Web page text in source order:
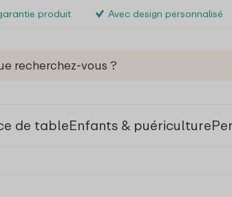
produit Avec design personnalisé
de tableEnfants & puériculture